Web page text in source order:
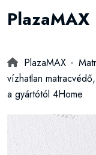
PlazaMAX
PlazaMAX
vízhatlan
a gyártótól 4Home